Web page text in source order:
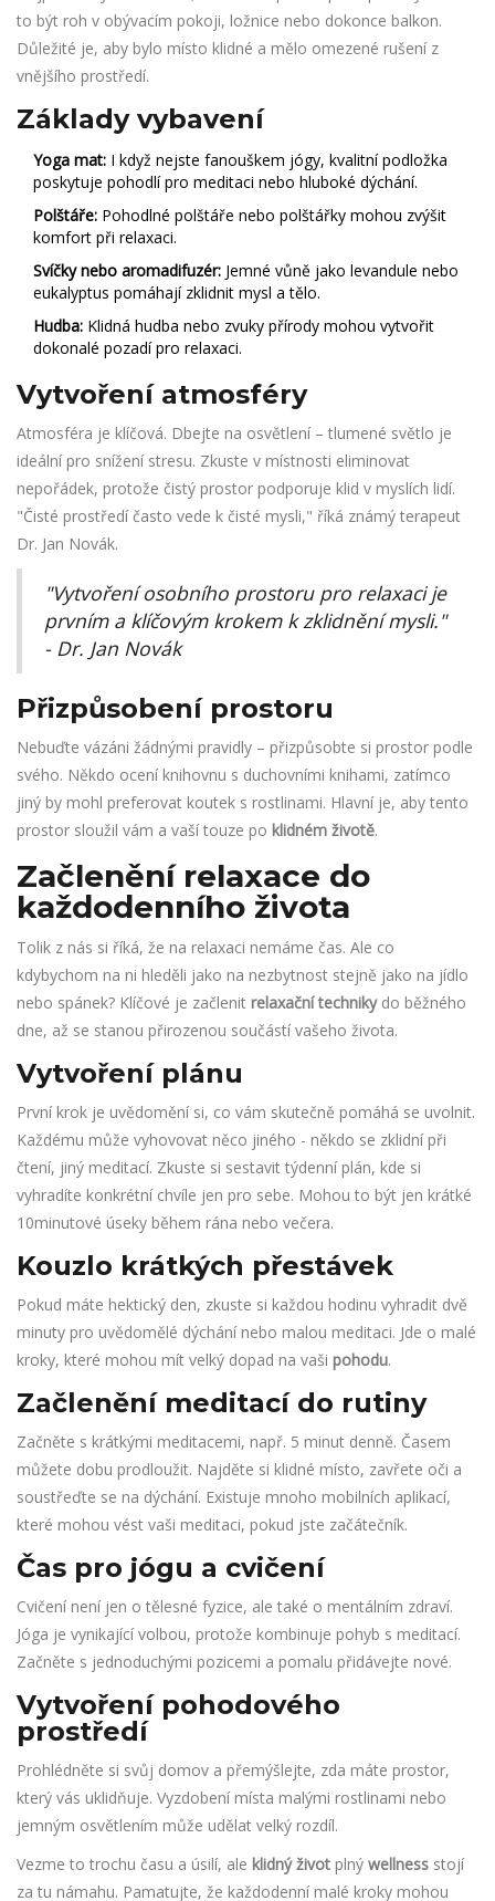
to být roh v obývacím pokoji, ložnice nebo dokonce balkon.
Důležité je, aby bylo místo klidné a mělo omezené rušení z
vnějšího prostředí.
Základy vybavení
Yoga mat: I když nejste fanouškem jógy, kvalitní podložka
poskytuje pohodlí pro meditaci nebo hluboké dýchání.
Polštáře: Pohodlné polštáře nebo polštářky mohou zvýšit
komfort při relaxaci.
Svíčky nebo aromadifuzér: Jemné vůně jako levandule nebo
eukalyptus pomáhají zklidnit mysl a tělo.
Hudba: Klidná hudba nebo zvuky přírody mohou vytvořit
dokonalé pozadí pro relaxaci.
Vytvoření atmosféry
Atmosféra je klíčová. Dbejte na osvětlení – tlumené světlo je
ideální pro snížení stresu. Zkuste v místnosti eliminovat
nepořádek, protože čistý prostor podporuje klid v myslích lidí.
"Čisté prostředí často vede k čisté mysli," říká známý terapeut
Dr. Jan Novák.
"Vytvoření osobního prostoru pro relaxaci je
prvním a klíčovým krokem k zklidnění mysli."
- Dr. Jan Novák
Přizpůsobení prostoru
Nebuďte vázáni žádnými pravidly – přizpůsobte si prostor podle
svého. Někdo ocení knihovnu s duchovními knihami, zatímco
jiný by mohl preferovat koutek s rostlinami. Hlavní je, aby tento
prostor sloužil vám a vaší touze po klidném životě.
Začlenění relaxace do
každodenního života
Tolik z nás si říká, že na relaxaci nemáme čas. Ale co
kdybychom na ni hleděli jako na nezbytnost stejně jako na jídlo
nebo spánek? Klíčové je začlenit relaxační technikydo běžného
dne, až se stanou přirozenou součástí vašeho života.
Vytvoření plánu
První krok je uvědomění si, co vám skutečně pomáhá se uvolnit.
Každému může vyhovovat něco jiného - někdo se zklidní při
čtení, jiný meditací. Zkuste si sestavit týdenní plán, kde si
vyhradíte konkrétní chvíle jen pro sebe. Mohou to být jen krátké
10minutové úseky během rána nebo večera.
Kouzlo krátkých přestávek
Pokud máte hektický den, zkuste si každou hodinu vyhradit dvě
minuty pro uvědomělé dýchání nebo malou meditaci. Jde o malé
kroky, které mohou mít velký dopad na vaši pohodu.
Začlenění meditací do rutiny
Začněte s krátkými meditacemi, např. 5 minut denně. Časem
můžete dobu prodloužit. Najděte si klidné místo, zavřete oči a
soustřeďte se na dýchání. Existuje mnoho mobilních aplikací,
které mohou vést vaši meditaci, pokud jste začátečník.
Čas pro jógu a cvičení
Cvičení není jen o tělesné fyzice, ale také o mentálním zdraví.
Jóga je vynikající volbou, protože kombinuje pohyb s meditací.
Začněte s jednoduchými pozicemi a pomalu přidávejte nové.
Vytvoření pohodového
prostředí
Prohlédněte si svůj domov a přemýšlejte, zda máte prostor,
který vás uklidňuje. Vyzdobení místa malými rostlinami nebo
jemným osvětlením může udělat velký rozdíl.
Vezme to trochu času a úsilí, ale klidný život plný wellness stojí
za tu námahu. Pamatujte, že každodenní malé kroky mohou